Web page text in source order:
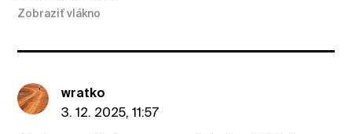
Zobraziť vlákno
wratko
3. 12. 2025, 11:57